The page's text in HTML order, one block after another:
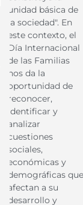
unidad básica de
la sociedad". En
este contexto, el
Día Internacional
de las Familias
nos da la
oportunidad de
reconocer,
identificar y
analizar
cuestiones
sociales,
económicas y
demográficas que
afectan a su
desarrollo y